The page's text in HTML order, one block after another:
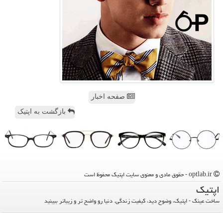
صفحه اخبار
بازگشت به اپتیک
اپتیك
ساخت عینک - اپتیک، وضوح دید، کیفیت زندگی. دنیا رو واضح تر و زیباتر ببینید